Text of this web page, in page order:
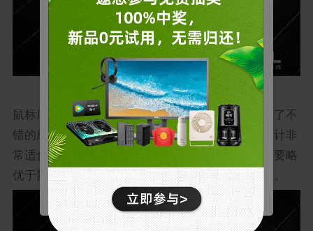
设备切换按键
鼠标底面非常简洁，前后两个马蹄形窄条脚贴提供了不
错的摩擦力。不过在使用中，笔者发现这种脚贴设计非
常适合光滑的表面，在直接接触桌面时的使用体验要略
优于鼠标垫。这也适配了办公鼠标随处使用的需求。
管理您的Cookie
戴尔使用不同类型的 Cookie 来优化您的体验并启用
某些网站功能，改善您的整体网页浏览体验。请注
意，如果阻止 Cookie，则可能会影响您的网站体
验，并可能对我们可提供的服务或功能造成影响。
基本
允许用户在我们的网站上移动以及提供访问诸如您的
个人资料和购买、登录凭据以及网站其他区域等功能
的访问权限。
营销
用于了解我们网站上的用户行为，并展示与您的兴趣
更相关的广告。
统计
通过收集和报告信息，帮助我们了解访问者如何与我
们的网站互动。
* 点击确认按钮或关闭Cookie弹窗代表您已同意以上内容。
确认